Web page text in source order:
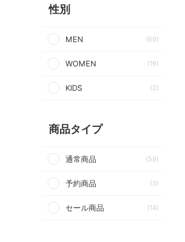
性別
MEN (60)
WOMEN (19)
KIDS (2)
商品タイプ
通常商品 (59)
予約商品 (3)
セール商品 (14)